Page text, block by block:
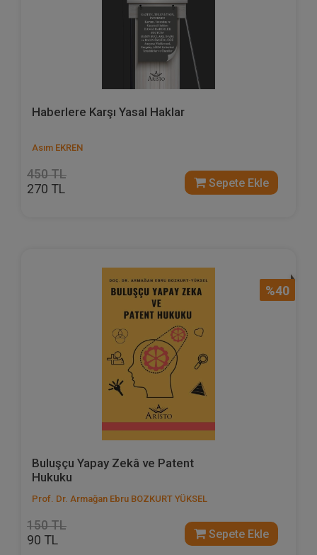
Haberlere Karşı Yasal Haklar
Asım EKREN
450 TL
270 TL Sepete Ekle
%40
Buluşçu Yapay Zekâ ve Patent
Hukuku
Prof. Dr. Armağan Ebru BOZKURT YÜKSEL
150 TL
90 TL Sepete Ekle